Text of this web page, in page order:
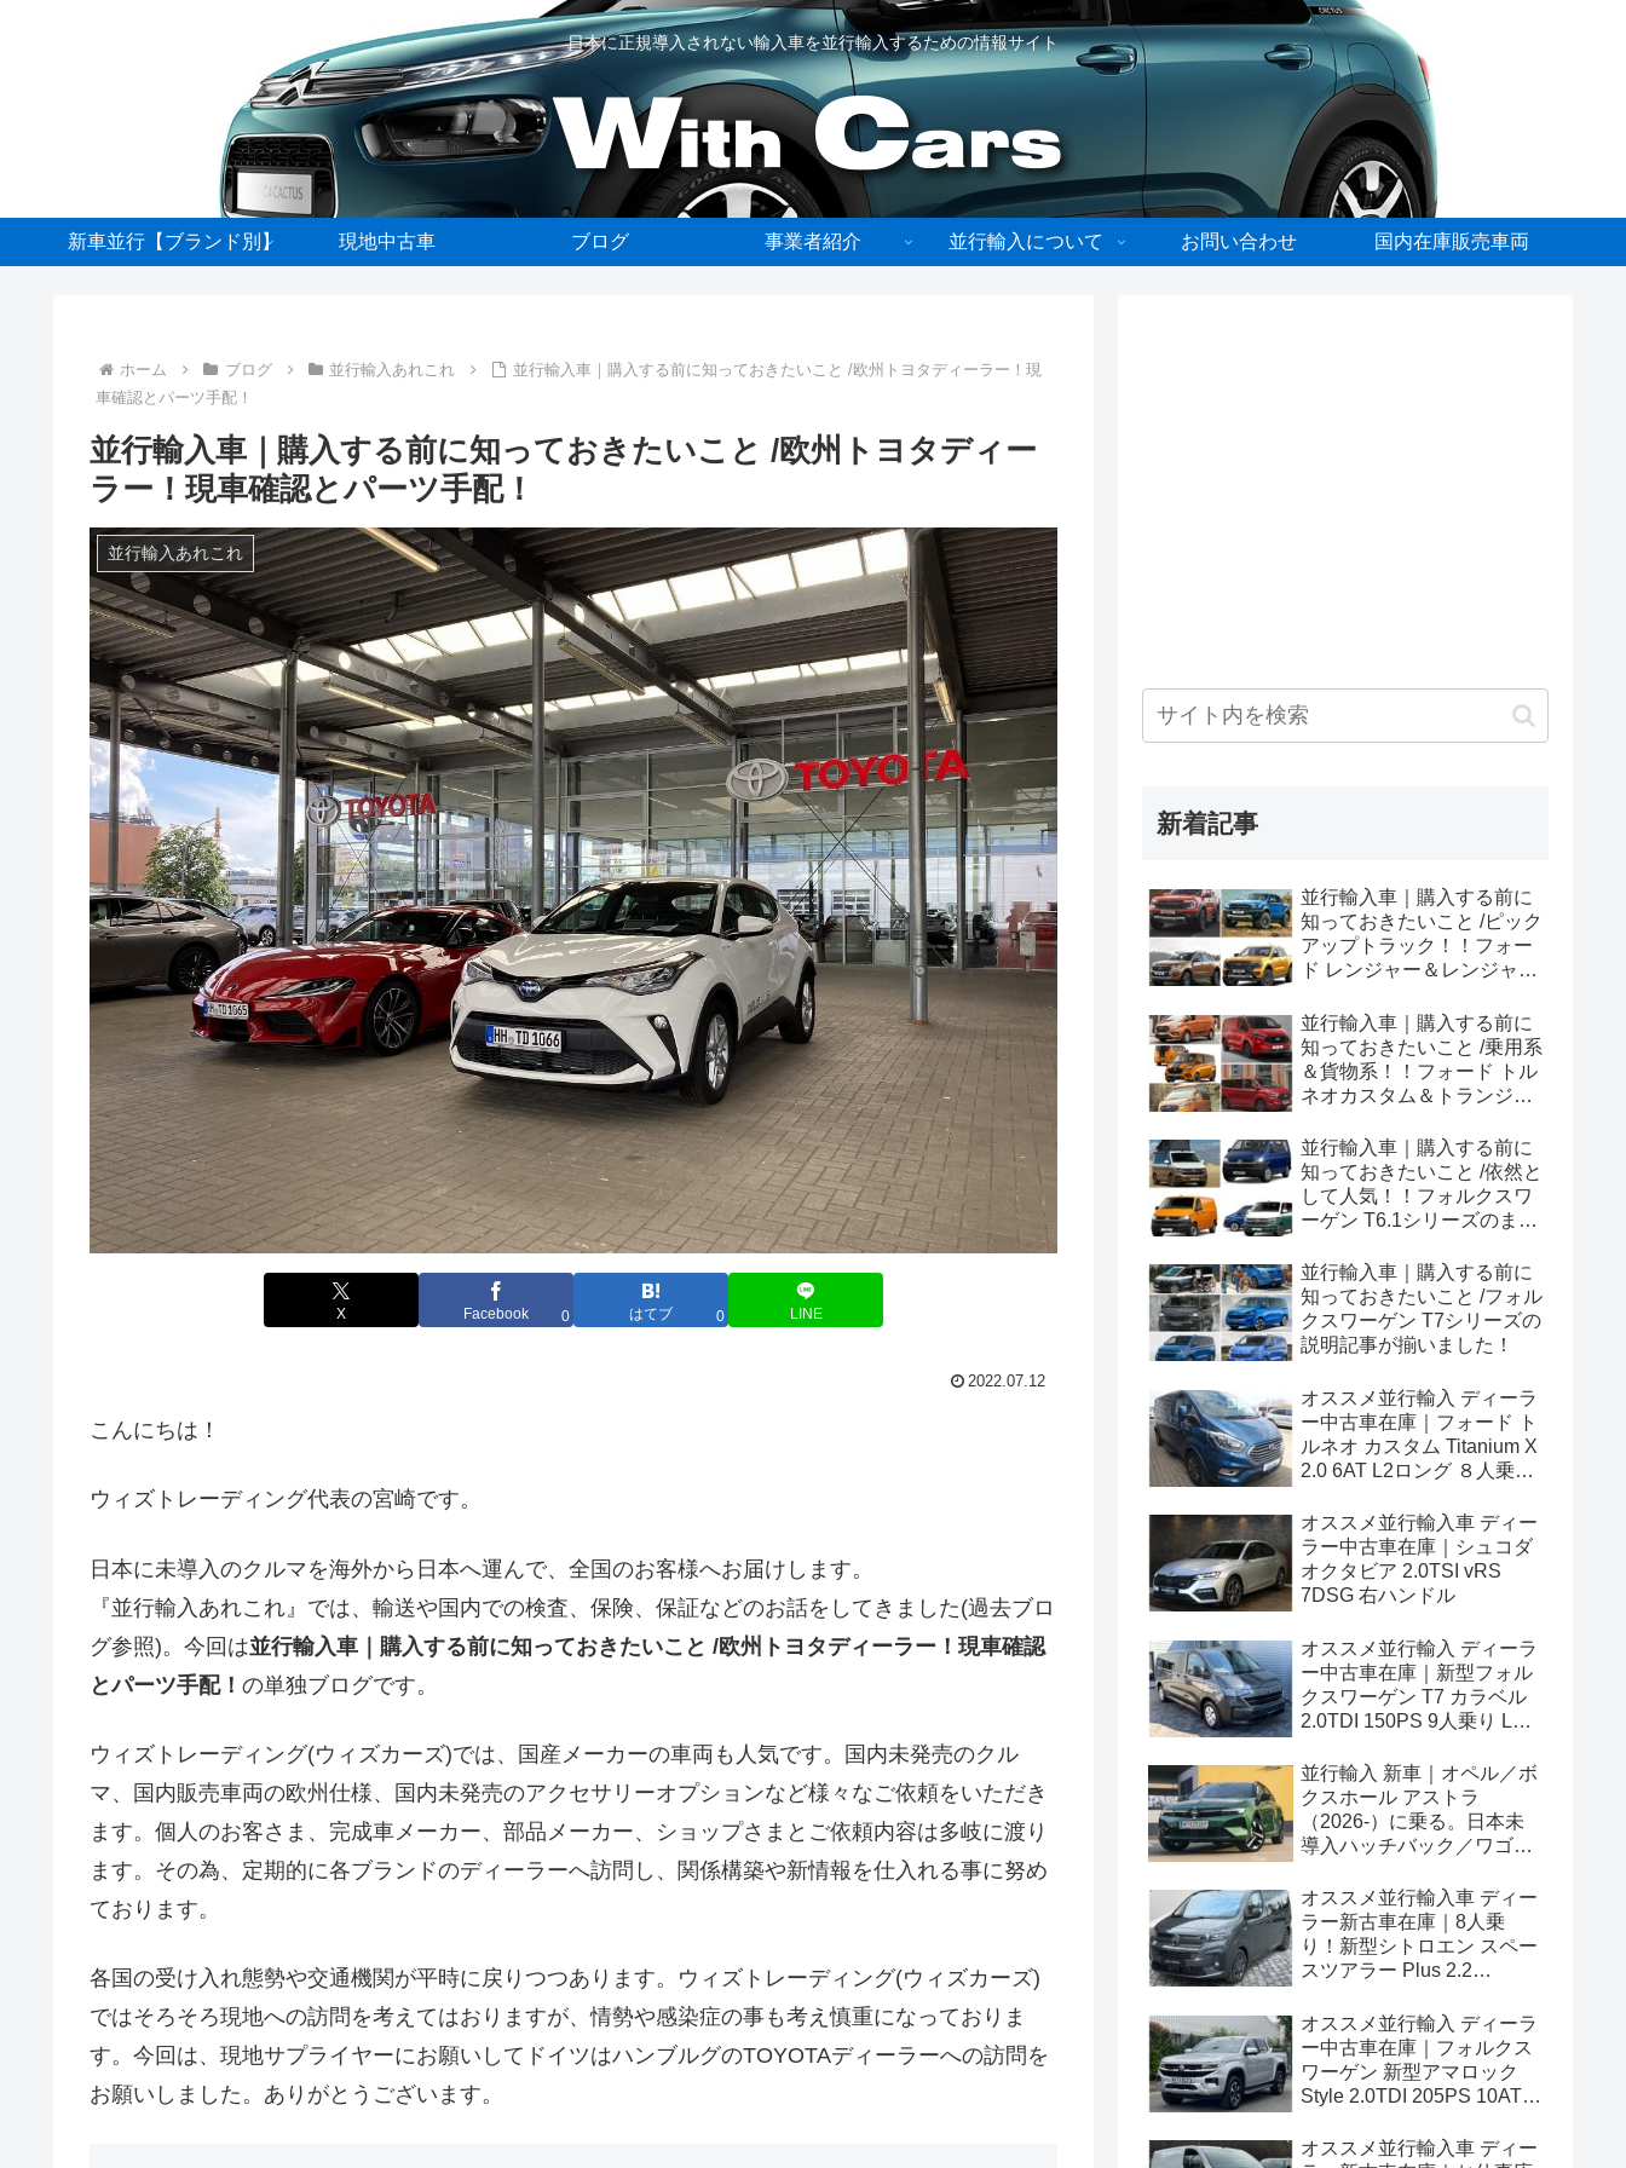
日本に正規導入されない輸入車を並行輸入するための情報サイト
新車並行【ブランド別】 現地中古車 ブログ 事業者紹介 並行輸入について お問い合わせ 国内在庫販売車両
ホーム ブログ 並行輸入あれこれ
並行輸入車｜購入する前に知っておきたいこと /欧州トヨタディーラー！現
車確認とパーツ手配！
並行輸入車｜購入する前に知っておきたいこと /欧州トヨタディー
ラー！現車確認とパーツ手配！
並行輸入あれこれ
X Facebook 0 はてブ 0 LINE
2022.07.12
こんにちは！
ウィズトレーディング代表の宮崎です。
日本に未導入のクルマを海外から日本へ運んで、全国のお客様へお届けします。
『並行輸入あれこれ』では、輸送や国内での検査、保険、保証などのお話をしてきました(過去ブロ
グ参照)。今回は並行輸入車｜購入する前に知っておきたいこと /欧州トヨタディーラー！現車確認
とパーツ手配！ の単独ブログです。
ウィズトレーディング(ウィズカーズ)では、国産メーカーの車両も人気です。国内未発売のクル
マ、国内販売車両の欧州仕様、国内未発売のアクセサリーオプションなど様々なご依頼をいただき
ます。個人のお客さま、完成車メーカー、部品メーカー、ショップさまとご依頼内容は多岐に渡り
ます。その為、定期的に各ブランドのディーラーへ訪問し、関係構築や新情報を仕入れる事に努め
ております。
各国の受け入れ態勢や交通機関が平時に戻りつつあります。ウィズトレーディング(ウィズカーズ)
ではそろそろ現地への訪問を考えてはおりますが、情勢や感染症の事も考え慎重になっておりま
す。今回は、現地サプライヤーにお願いしてドイツはハンブルグのTOYOTAディーラーへの訪問を
お願いしました。ありがとうございます。
新着記事
並行輸入車｜購入する前に
知っておきたいこと /ピック
アップトラック！！フォー
ド レンジャー＆レンジャー
め！
並行輸入車｜購入する前に
知っておきたいこと /乗用系
＆貨物系！！フォード トル
ネオカスタム＆トランジッ
め！
並行輸入車｜購入する前に
知っておきたいこと /依然と
して人気！！フォルクスワ
ーゲン T6.1シリーズのまと
並行輸入車｜購入する前に
知っておきたいこと /フォル
クスワーゲン T7シリーズの
説明記事が揃いました！
オススメ並行輸入 ディーラ
ー中古車在庫｜フォード ト
ルネオ カスタム Titanium X
2.0 6AT L2ロング ８人乗り
オススメ並行輸入車 ディー
ラー中古車在庫｜シュコダ
オクタビア 2.0TSI vRS
7DSG 右ハンドル
オススメ並行輸入 ディーラ
ー中古車在庫｜新型フォル
クスワーゲン T7 カラベル
2.0TDI 150PS 9人乗り LWB
並行輸入 新車｜オペル／ボ
クスホール アストラ
（2026-）に乗る。日本未
導入ハッチバック／ワゴン
情報。
オススメ並行輸入車 ディー
ラー新古車在庫｜8人乗
り！新型シトロエン スペー
スツアラー Plus 2.2
ドル
オススメ並行輸入 ディーラ
ー中古車在庫｜フォルクス
ワーゲン 新型アマロック
Style 2.0TDI 205PS 10AT
オススメ並行輸入車 ディー